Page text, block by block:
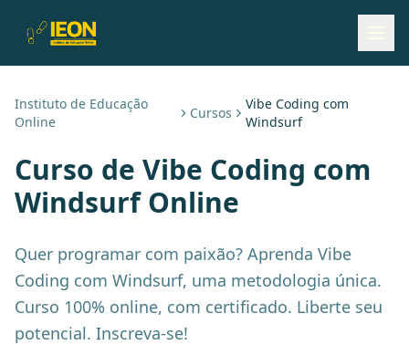
Instituto de Educação
Online
Cursos
Vibe Coding com
Windsurf
Curso de Vibe Coding com
WindsurfOnline
Quer programar com paixão? Aprenda Vibe
Coding com Windsurf, uma metodologia única.
Curso 100% online, com certificado. Liberte seu
potencial. Inscreva-se!